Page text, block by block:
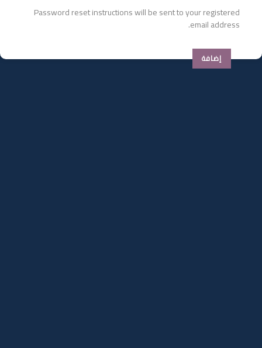
Password reset instructions will be sent to your registered
email address.